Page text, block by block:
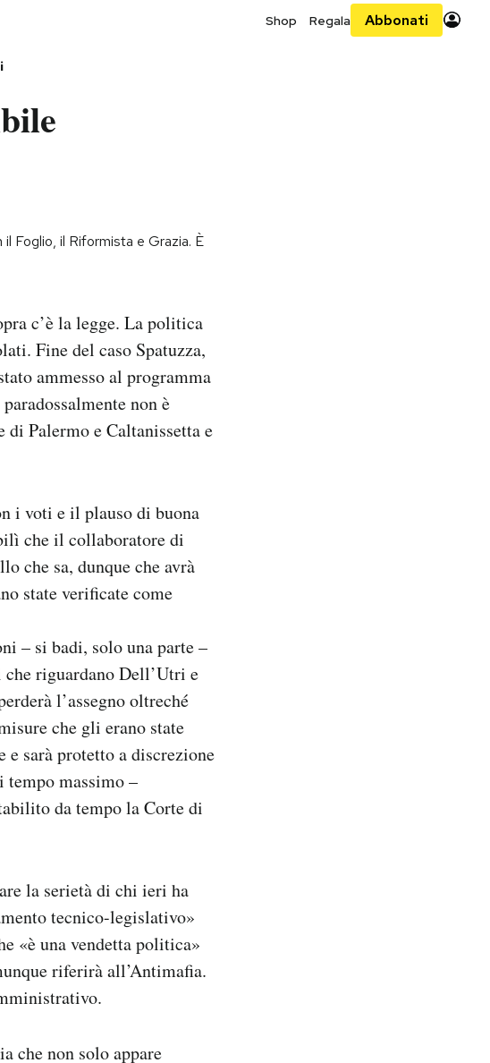
Shop Regala Abbonati
Foglio, il Riformista e Grazia. È
c’è la legge. La politica
Fine del caso Spatuzza,
ammesso al programma
non è
Palermo e Caltanissetta e
i voti e il plauso di buona
che il collaboratore di
che sa, dunque che avrà
state verificate come
– si badi, solo una parte –
riguardano Dell’Utri e
l’assegno oltreché
che gli erano state
sarà protetto a discrezione
massimo –
da tempo la Corte di
la serietà di chi ieri ha
tecnico-legislativo»
«è una vendetta politica»
riferirà all’Antimafia.
che non solo appare